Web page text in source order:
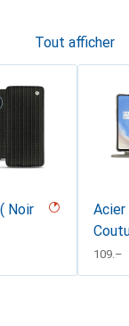
Tout afficher
Noir
CHF
109.–